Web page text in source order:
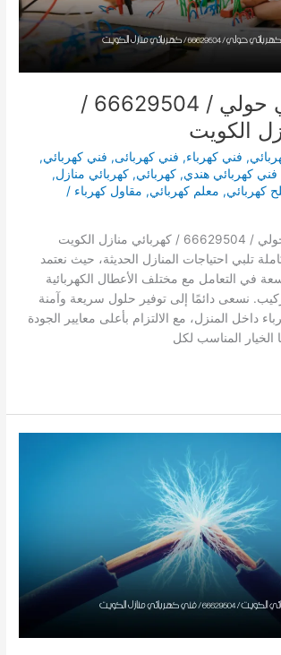
فني كهربائي حولي / 66629504 /
الكويت
, فني كهرباء, فني كهربائى, فني كهربائي,
فني كهربائي هندي,كهربائي,كهربائي منازل,
كهربائي, معلم كهربائي, مقاول كهرباء /
يقدم فني كهربائي حولي / 66629504 / كهربائي منازل الكويت
تلبي احتياجات المنازل الحديثة، حيث نعتمد
في التعامل مع مختلف الأعطال الكهربائية
نسعى دائمًا إلى توفير حلول سريعة وآمنة
داخل المنزل، مع الالتزام بأعلى معايير الجودة
الخيار المناسب لكل